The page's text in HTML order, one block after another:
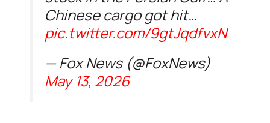
Chinese cargo got hit…
pic.twitter.com/9gtJqdfvxN
— Fox News (@FoxNews)
May 13, 2026